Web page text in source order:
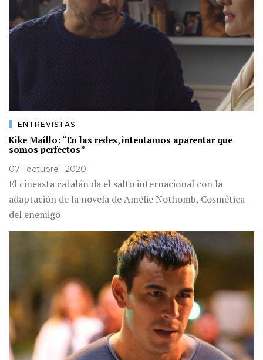
ENTREVISTAS
Kike Maíllo: “En las redes, intentamos aparentar que
somos perfectos”
07 · octubre · 2020
El cineasta catalán da el salto internacional con la
adaptación de la novela de Amélie Nothomb, Cosmética
del enemigo